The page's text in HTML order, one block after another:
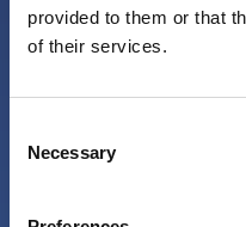
provided to them or that
of their services.
Selection
Necessary
PNO Innovation
impatto concreto.
che fanno gli